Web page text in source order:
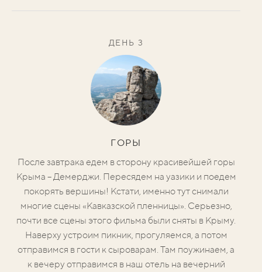
ДЕНЬ 3
ГОРЫ
После завтрака едем в сторону красивейшей горы
Крыма – Демерджи. Пересядем на уазики и поедем
покорять вершины! Кстати, именно тут снимали
многие сцены «Кавказской пленницы». Серьезно,
почти все сцены этого фильма были сняты в Крыму.
Наверху устроим пикник, прогуляемся, а потом
отправимся в гости к сыроварам. Там поужинаем, а
к вечеру отправимся в наш отель на вечерний